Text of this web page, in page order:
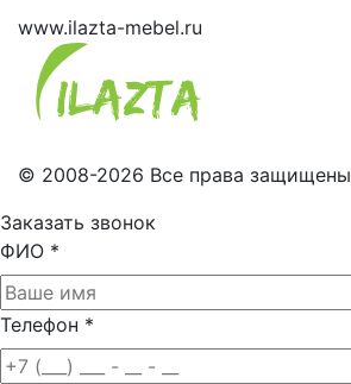
www.ilazta-mebel.ru
© 2008-2026 Все права защищены
Заказать звонок
ФИО *
Телефон *